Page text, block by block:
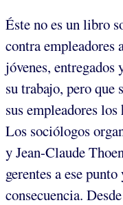
Éste no es un libro
contra empleadores
jóvenes, entregados
su trabajo, pero que
sus empleadores
Los sociólogos
y Jean-Claude
gerentes a ese
consecuencia.